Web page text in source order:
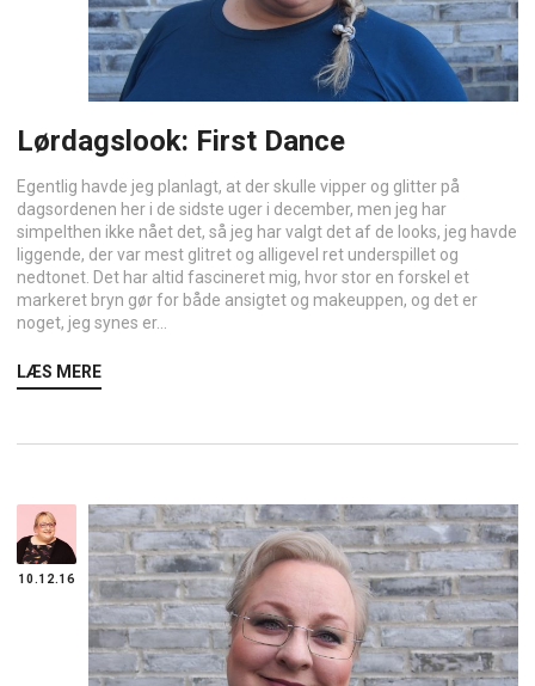
Lørdagslook: First Dance
Egentlig havde jeg planlagt, at der skulle vipper og glitter på
dagsordenen her i de sidste uger i december, men jeg har
simpelthen ikke nået det, så jeg har valgt det af de looks, jeg havde
liggende, der var mest glitret og alligevel ret underspillet og
nedtonet. Det har altid fascineret mig, hvor stor en forskel et
markeret bryn gør for både ansigtet og makeuppen, og det er
noget, jeg synes er...
LÆS MERE
10.12.16